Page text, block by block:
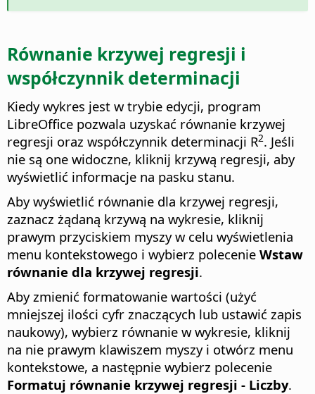
Równanie krzywej regresji i
współczynnik determinacji
Kiedy wykres jest w trybie edycji, program
LibreOffice pozwala uzyskać równanie krzywej
regresji oraz współczynnik determinacji R2. Jeśli
nie są one widoczne, kliknij krzywą regresji, aby
wyświetlić informacje na pasku stanu.
Aby wyświetlić równanie dla krzywej regresji,
zaznacz żądaną krzywą na wykresie, kliknij
prawym przyciskiem myszy w celu wyświetlenia
menu kontekstowego i wybierz polecenie Wstaw
równanie dla krzywej regresji.
Aby zmienić formatowanie wartości (użyć
mniejszej ilości cyfr znaczących lub ustawić zapis
naukowy), wybierz równanie w wykresie, kliknij
na nie prawym klawiszem myszy i otwórz menu
kontekstowe, a następnie wybierz polecenie
Formatuj równanie krzywej regresji - Liczby.